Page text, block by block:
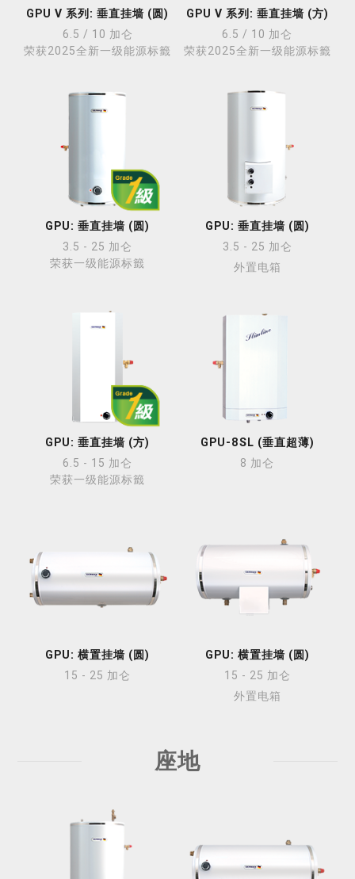
GPU V 系列: 垂直挂墙 (圆)
6.5 / 10 加仑
荣获2025全新一级能源标籤
GPU V 系列: 垂直挂墙 (方)
6.5 / 10 加仑
荣获2025全新一级能源标籤
GPU: 垂直挂墙 (圆)
3.5 - 25 加仑
荣获一级能源标籤
GPU: 垂直挂墙 (圆)
3.5 - 25 加仑
外置电箱
GPU: 垂直挂墙 (方)
6.5 - 15 加仑
荣获一级能源标籤
GPU-8SL (垂直超薄)
8 加仑
GPU: 横置挂墙 (圆)
15 - 25 加仑
GPU: 横置挂墙 (圆)
15 - 25 加仑
外置电箱
座地